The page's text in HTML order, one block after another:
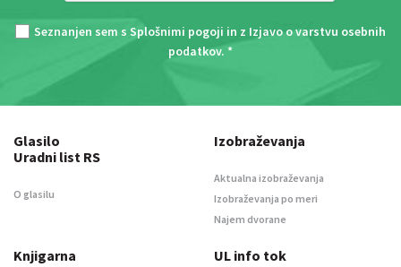
Seznanjen sem s Splošnimi pogoji in z Izjavo o varstvu osebnih
podatkov. *
Glasilo
Uradni list RS
O glasilu
Izobraževanja
Aktualna izobraževanja
Izobraževanja po meri
Najem dvorane
Knjigarna UL info tok